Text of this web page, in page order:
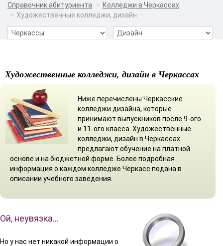
Справочник абитуриента
Колледжи в Черкассах
Художественные колледжи, дизайн
Художественные колледжи, дизайн в Черкассах
Ниже перечислены Черкасские
колледжи дизайна, которые
принимают выпускников после 9-ого
и 11-ого класса. Художественные
колледжи, дизайн в Черкассах
предлагают обучение на платной
основе и на бюджетной форме. Более подробная
информация о каждом колледже Черкасс подана в
описании учебного заведения.
Ой, неувязка…
Но у нас нет никакой информации о